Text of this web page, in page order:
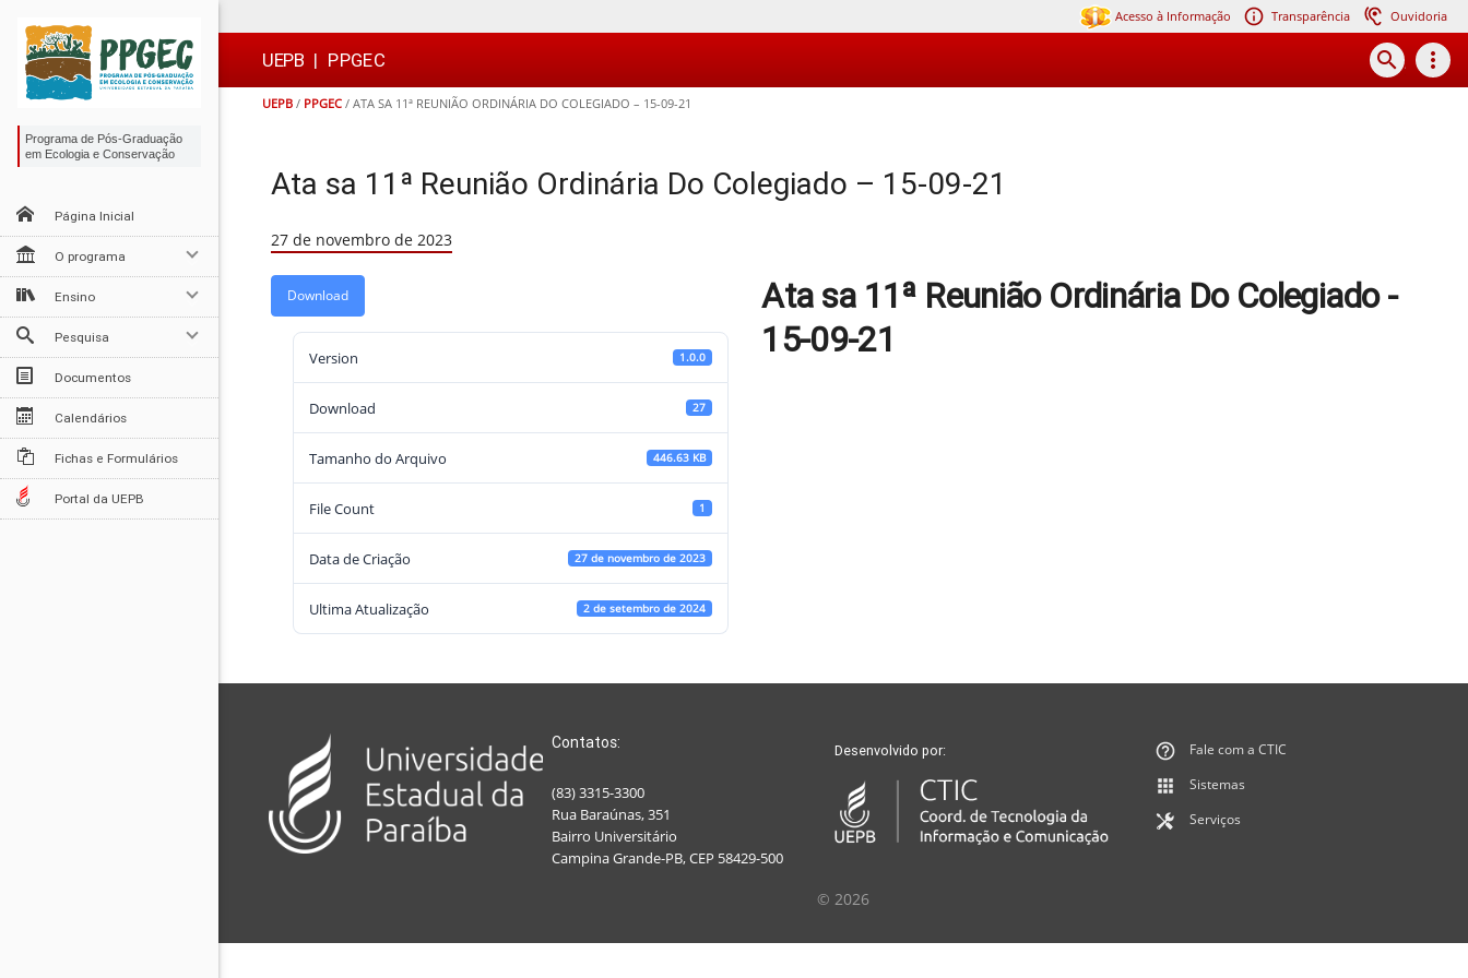
para
conteúdo
para
menu
para
busca
para
rodapé

Acesso à Informação Transparência Ouvidoria
UEPB | PPGEC search more_vert
UEPB / PPGEC / ATA SA 11ª REUNIÃO ORDINÁRIA DO COLEGIADO – 15-09-21
Programa de Pós-Graduação
em Ecologia e Conservação
Página Inicial
O programa
Ensino
Pesquisa
Documentos
Calendários
Fichas e Formulários
Portal da UEPB
Ata sa 11ª Reunião Ordinária Do Colegiado – 15-09-21
27 de novembro de 2023
Download
Version 1.0.0
Download 27
Tamanho do Arquivo 446.63 KB
File Count 1
Data de Criação 27 de novembro de 2023
Ultima Atualização 2 de setembro de 2024
Ata sa 11ª Reunião Ordinária Do Colegiado -
15-09-21
Contatos:
(83) 3315-3300
Rua Baraúnas, 351
Bairro Universitário
Campina Grande-PB, CEP 58429-500
Desenvolvido por:
Fale com a CTIC
Sistemas
Serviços
© 2026